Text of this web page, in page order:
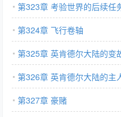
第323章 考验世界的后续任
第324章 飞行卷轴
第325章 英肯德尔大陆的变
第326章 英肯德尔大陆的主
第327章 豪赌